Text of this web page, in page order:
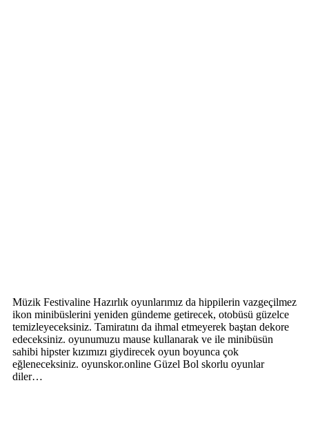
Müzik Festivaline Hazırlık oyunlarımız da hippilerin vazgeçilmez
ikon minibüslerini yeniden gündeme getirecek, otobüsü güzelce
temizleyeceksiniz. Tamiratını da ihmal etmeyerek baştan dekore
edeceksiniz. oyunumuzu mause kullanarak ve ile minibüsün
sahibi hipster kızımızı giydirecek oyun boyunca çok
eğleneceksiniz. oyunskor.online Güzel Bol skorlu oyunlar
diler…